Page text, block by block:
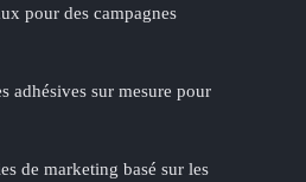
pour des campagnes
adhésives sur mesure pour
de marketing basé sur les